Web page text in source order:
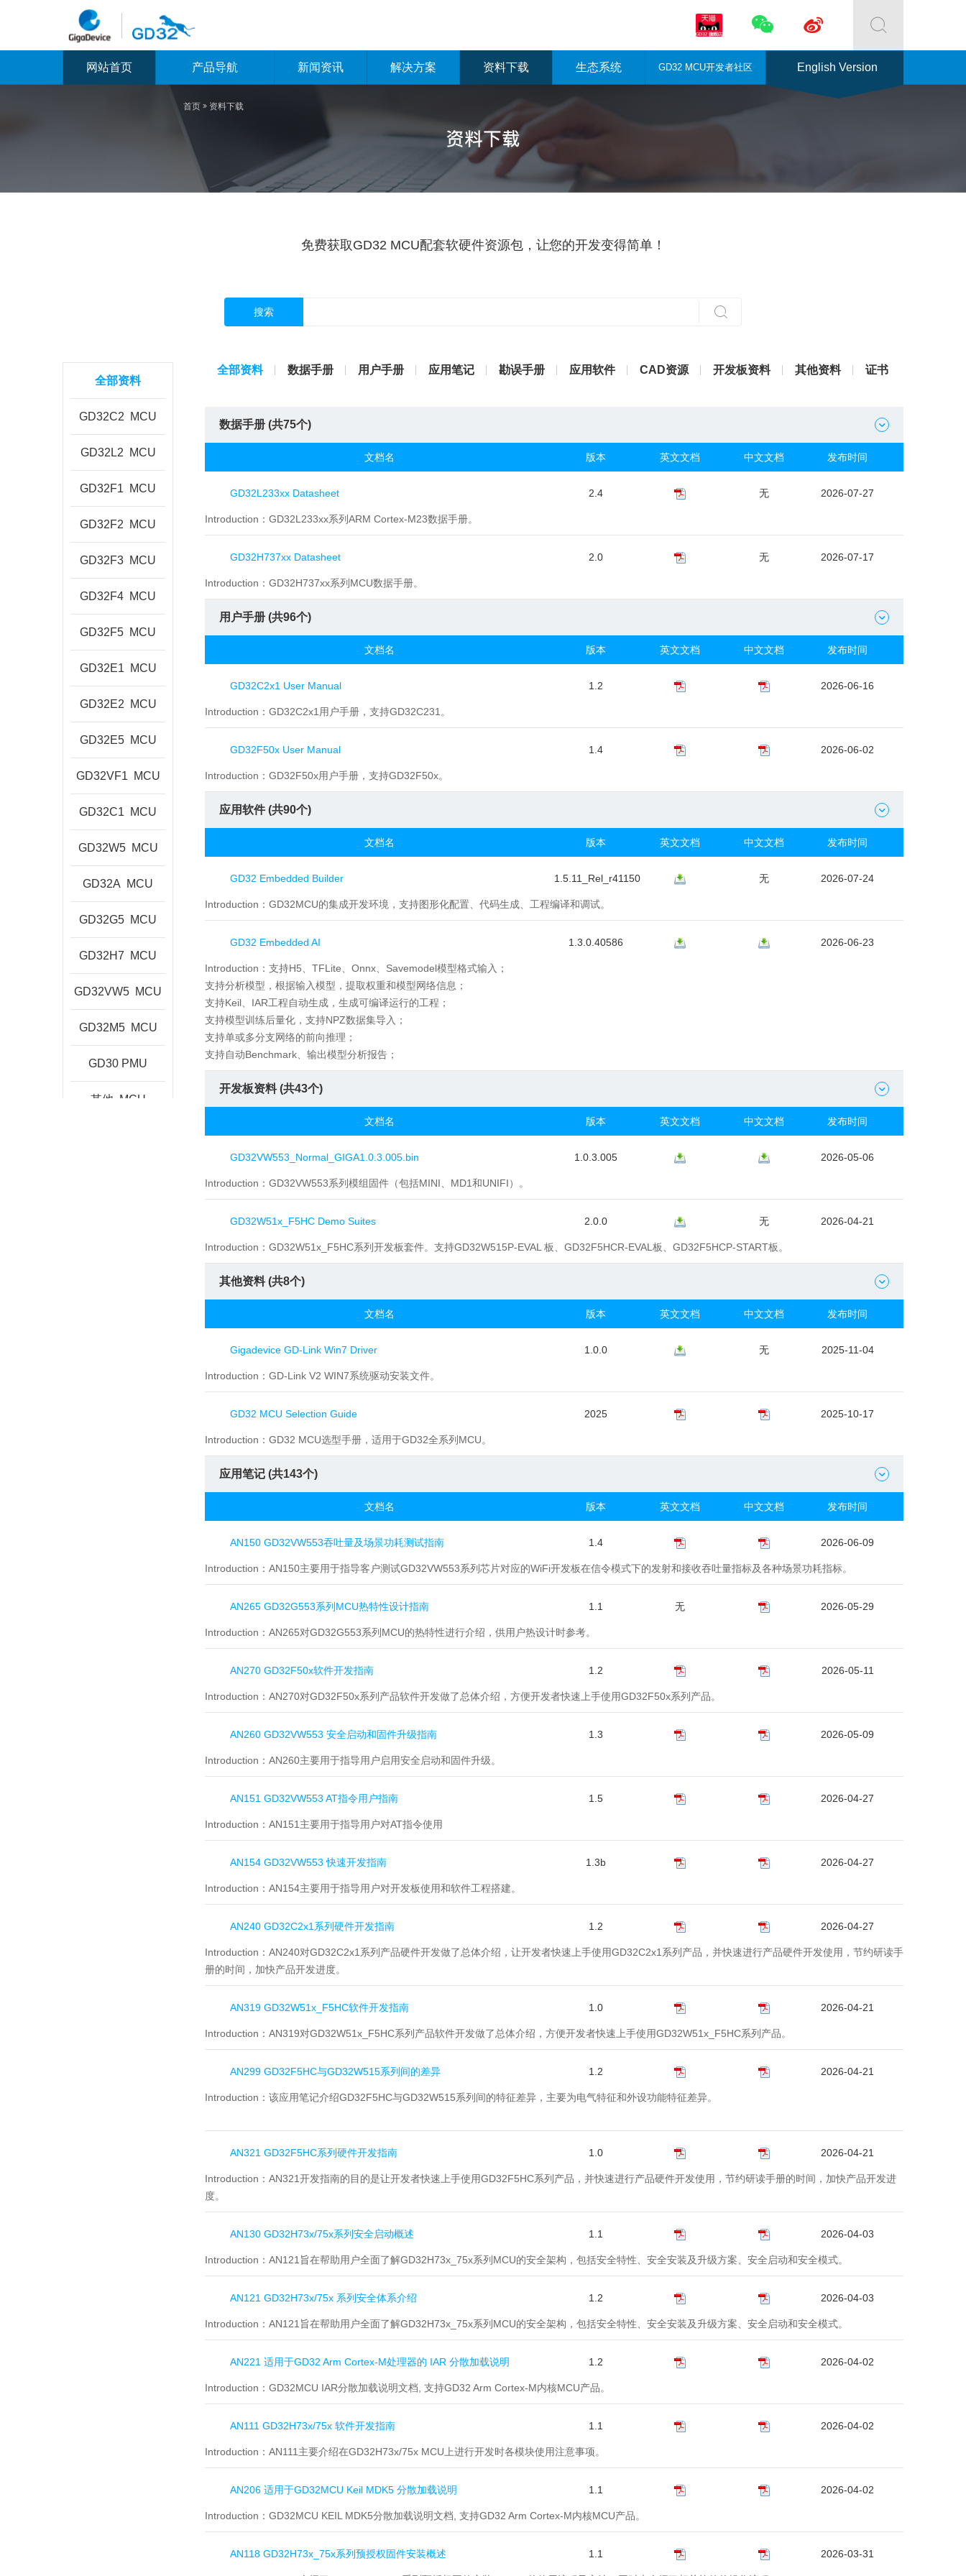

 
网站首页 产品导航 新闻资讯 解决方案 资料下载 生态系统 GD32 MCU开发者社区 English Version
首页  资料下载
免费获取GD32 MCU配套软硬件资源包，让您的开发变得简单！
搜索 
全部资料
GD32C2 MCU
GD32L2 MCU
GD32F1 MCU
GD32F2 MCU
GD32F3 MCU
GD32F4 MCU
GD32F5 MCU
GD32E1 MCU
GD32E2 MCU
GD32E5 MCU
GD32VF1 MCU
GD32C1 MCU
GD32W5 MCU
GD32A MCU
GD32G5 MCU
GD32H7 MCU
GD32VW5 MCU
GD32M5 MCU
GD30 PMU
其他 MCU
全部资料 数据手册 用户手册 应用笔记 勘误手册 应用软件 CAD资源 开发板资料 其他资料 证书
数据手册 (共75个) 
文档名 版本 英文文档 中文文档 发布时间
GD32L233xx Datasheet 2.4 无 2026-07-27
Introduction： GD32L233xx系列ARM Cortex-M23数据手册。
GD32H737xx Datasheet 2.0 无 2026-07-17
Introduction： GD32H737xx系列MCU数据手册。
用户手册 (共96个) 
文档名 版本 英文文档 中文文档 发布时间
GD32C2x1 User Manual 1.2 2026-06-16
Introduction： GD32C2x1用户手册，支持GD32C231。
GD32F50x User Manual 1.4 2026-06-02
Introduction： GD32F50x用户手册，支持GD32F50x。
应用软件 (共90个) 
文档名 版本 英文文档 中文文档 发布时间
GD32 Embedded Builder 1.5.11_Rel_r41150 无 2026-07-24
Introduction： GD32MCU的集成开发环境，支持图形化配置、代码生成、工程编译和调试。
GD32 Embedded AI 1.3.0.40586 2026-06-23
Introduction： 支持H5、TFLite、Onnx、Savemodel模型格式输入；
支持分析模型，根据输入模型，提取权重和模型网络信息；
支持Keil、IAR工程自动生成，生成可编译运行的工程；
支持模型训练后量化，支持NPZ数据集导入；
支持单或多分支网络的前向推理；
支持自动Benchmark、输出模型分析报告；
开发板资料 (共43个) 
文档名 版本 英文文档 中文文档 发布时间
GD32VW553_Normal_GIGA1.0.3.005.bin 1.0.3.005 2026-05-06
Introduction： GD32VW553系列模组固件（包括MINI、MD1和UNIFI）。
GD32W51x_F5HC Demo Suites 2.0.0 无 2026-04-21
Introduction： GD32W51x_F5HC系列开发板套件。支持GD32W515P-EVAL 板、GD32F5HCR-EVAL板、GD32F5HCP-START板。
其他资料 (共8个) 
文档名 版本 英文文档 中文文档 发布时间
Gigadevice GD-Link Win7 Driver 1.0.0 无 2025-11-04
Introduction： GD-Link V2 WIN7系统驱动安装文件。
GD32 MCU Selection Guide 2025 2025-10-17
Introduction： GD32 MCU选型手册，适用于GD32全系列MCU。
应用笔记 (共143个) 
文档名 版本 英文文档 中文文档 发布时间
AN150 GD32VW553吞吐量及场景功耗测试指南 1.4 2026-06-09
Introduction： AN150主要用于指导客户测试GD32VW553系列芯片对应的WiFi开发板在信令模式下的发射和接收吞吐量指标及各种场景功耗指标。
AN265 GD32G553系列MCU热特性设计指南 1.1 无 2026-05-29
Introduction： AN265对GD32G553系列MCU的热特性进行介绍，供用户热设计时参考。
AN270 GD32F50x软件开发指南 1.2 2026-05-11
Introduction： AN270对GD32F50x系列产品软件开发做了总体介绍，方便开发者快速上手使用GD32F50x系列产品。
AN260 GD32VW553 安全启动和固件升级指南 1.3 2026-05-09
Introduction： AN260主要用于指导用户启用安全启动和固件升级。
AN151 GD32VW553 AT指令用户指南 1.5 2026-04-27
Introduction： AN151主要用于指导用户对AT指令使用
AN154 GD32VW553 快速开发指南 1.3b 2026-04-27
Introduction： AN154主要用于指导用户对开发板使用和软件工程搭建。
AN240 GD32C2x1系列硬件开发指南 1.2 2026-04-27
Introduction： AN240对GD32C2x1系列产品硬件开发做了总体介绍，让开发者快速上手使用GD32C2x1系列产品，并快速进行产品硬件开发使用，节约研读手
册的时间，加快产品开发进度。
AN319 GD32W51x_F5HC软件开发指南 1.0 2026-04-21
Introduction： AN319对GD32W51x_F5HC系列产品软件开发做了总体介绍，方便开发者快速上手使用GD32W51x_F5HC系列产品。
AN299 GD32F5HC与GD32W515系列间的差异 1.2 2026-04-21
Introduction： 该应用笔记介绍GD32F5HC与GD32W515系列间的特征差异，主要为电气特征和外设功能特征差异。
AN321 GD32F5HC系列硬件开发指南 1.0 2026-04-21
Introduction： AN321开发指南的目的是让开发者快速上手使用GD32F5HC系列产品，并快速进行产品硬件开发使用，节约研读手册的时间，加快产品开发进
度。
AN130 GD32H73x/75x系列安全启动概述 1.1 2026-04-03
Introduction： AN121旨在帮助用户全面了解GD32H73x_75x系列MCU的安全架构，包括安全特性、安全安装及升级方案、安全启动和安全模式。
AN121 GD32H73x/75x 系列安全体系介绍 1.2 2026-04-03
Introduction： AN121旨在帮助用户全面了解GD32H73x_75x系列MCU的安全架构，包括安全特性、安全安装及升级方案、安全启动和安全模式。
AN221 适用于GD32 Arm Cortex-M处理器的 IAR 分散加载说明 1.2 2026-04-02
Introduction： GD32MCU IAR分散加载说明文档, 支持GD32 Arm Cortex-M内核MCU产品。
AN111 GD32H73x/75x 软件开发指南 1.1 2026-04-02
Introduction： AN111主要介绍在GD32H73x/75x MCU上进行开发时各模块使用注意事项。
AN206 适用于GD32MCU Keil MDK5 分散加载说明 1.1 2026-04-02
Introduction： GD32MCU KEIL MDK5分散加载说明文档, 支持GD32 Arm Cortex-M内核MCU产品。
AN118 GD32H73x_75x系列预授权固件安装概述 1.1 2026-03-31